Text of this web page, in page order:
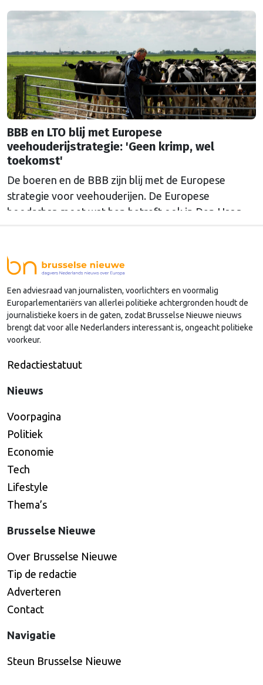
BBB en LTO blij met Europese
veehouderijstrategie: 'Geen krimp, wel
toekomst'
De boeren en de BBB zijn blij met de Europese
strategie voor veehouderijen. De Europese
boodschap moet wat hen betreft ook in Den Haag
Een adviesraad van journalisten, voorlichters en voormalig
Europarlementariërs van allerlei politieke achtergronden houdt de
journalistieke koers in de gaten, zodat Brusselse Nieuwe nieuws
brengt dat voor alle Nederlanders interessant is, ongeacht politieke
voorkeur.
Redactiestatuut
Nieuws
Voorpagina
Politiek
Economie
Tech
Lifestyle
Thema’s
Brusselse Nieuwe
Over Brusselse Nieuwe
Tip de redactie
Adverteren
Contact
Navigatie
Steun Brusselse Nieuwe